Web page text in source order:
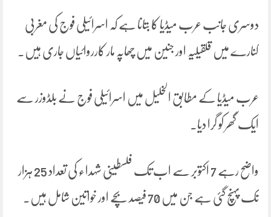
دوسری جانب عرب میڈیا کا بتانا ہے کہ اسرائیلی فوج کی مغربی
کنارے میں قلقیلیہ اور جنین میں چھاپہ مار کارروائیاں جاری ہیں۔
عرب میڈیا کے مطابق الخلیل میں اسرائیلی فوج نے بلڈوزر سے
ایک گھر کو گرا دیا۔
واضح رہے 7 اکتوبر سے اب تک فلسطینی شہداء کی تعداد 25 ہزار
تک پہنچ گئی ہے جن میں 70 فیصد بچے اور خواتین شامل ہیں۔